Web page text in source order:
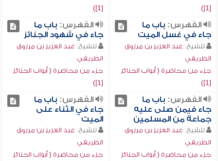
[1])
[1])
الفهرس: باب ما
جاء في غسل الميت
للشيخ: عبد العزيز بن مرزوق
الطريفي
جزء من محاضرة ( أبواب الجنائز
[1])
الفهرس: باب ما
جاء في شهود الجنائز
للشيخ: عبد العزيز بن مرزوق
الطريفي
جزء من محاضرة ( أبواب الجنائز
[1])
الفهرس: باب ما
جاء فيمن صلى عليه
جماعة من المسلمين
للشيخ: عبد العزيز بن مرزوق
الطريفي
جزء من محاضرة ( أبواب الجنائز
الفهرس: باب ما
جاء في الثناء على
الميت
للشيخ: عبد العزيز بن مرزوق
الطريفي
جزء من محاضرة ( أبواب الجنائز